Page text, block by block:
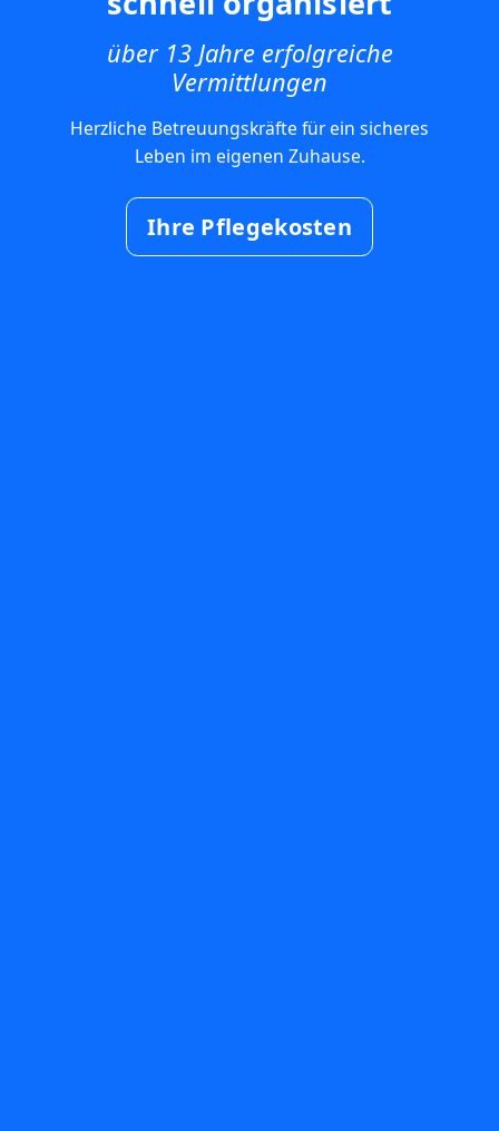
über 13 Jahre erfolgreiche
Vermittlungen
Herzliche Betreuungskräfte für ein sicheres
Leben im eigenen Zuhause.
Ihre Pflegekosten